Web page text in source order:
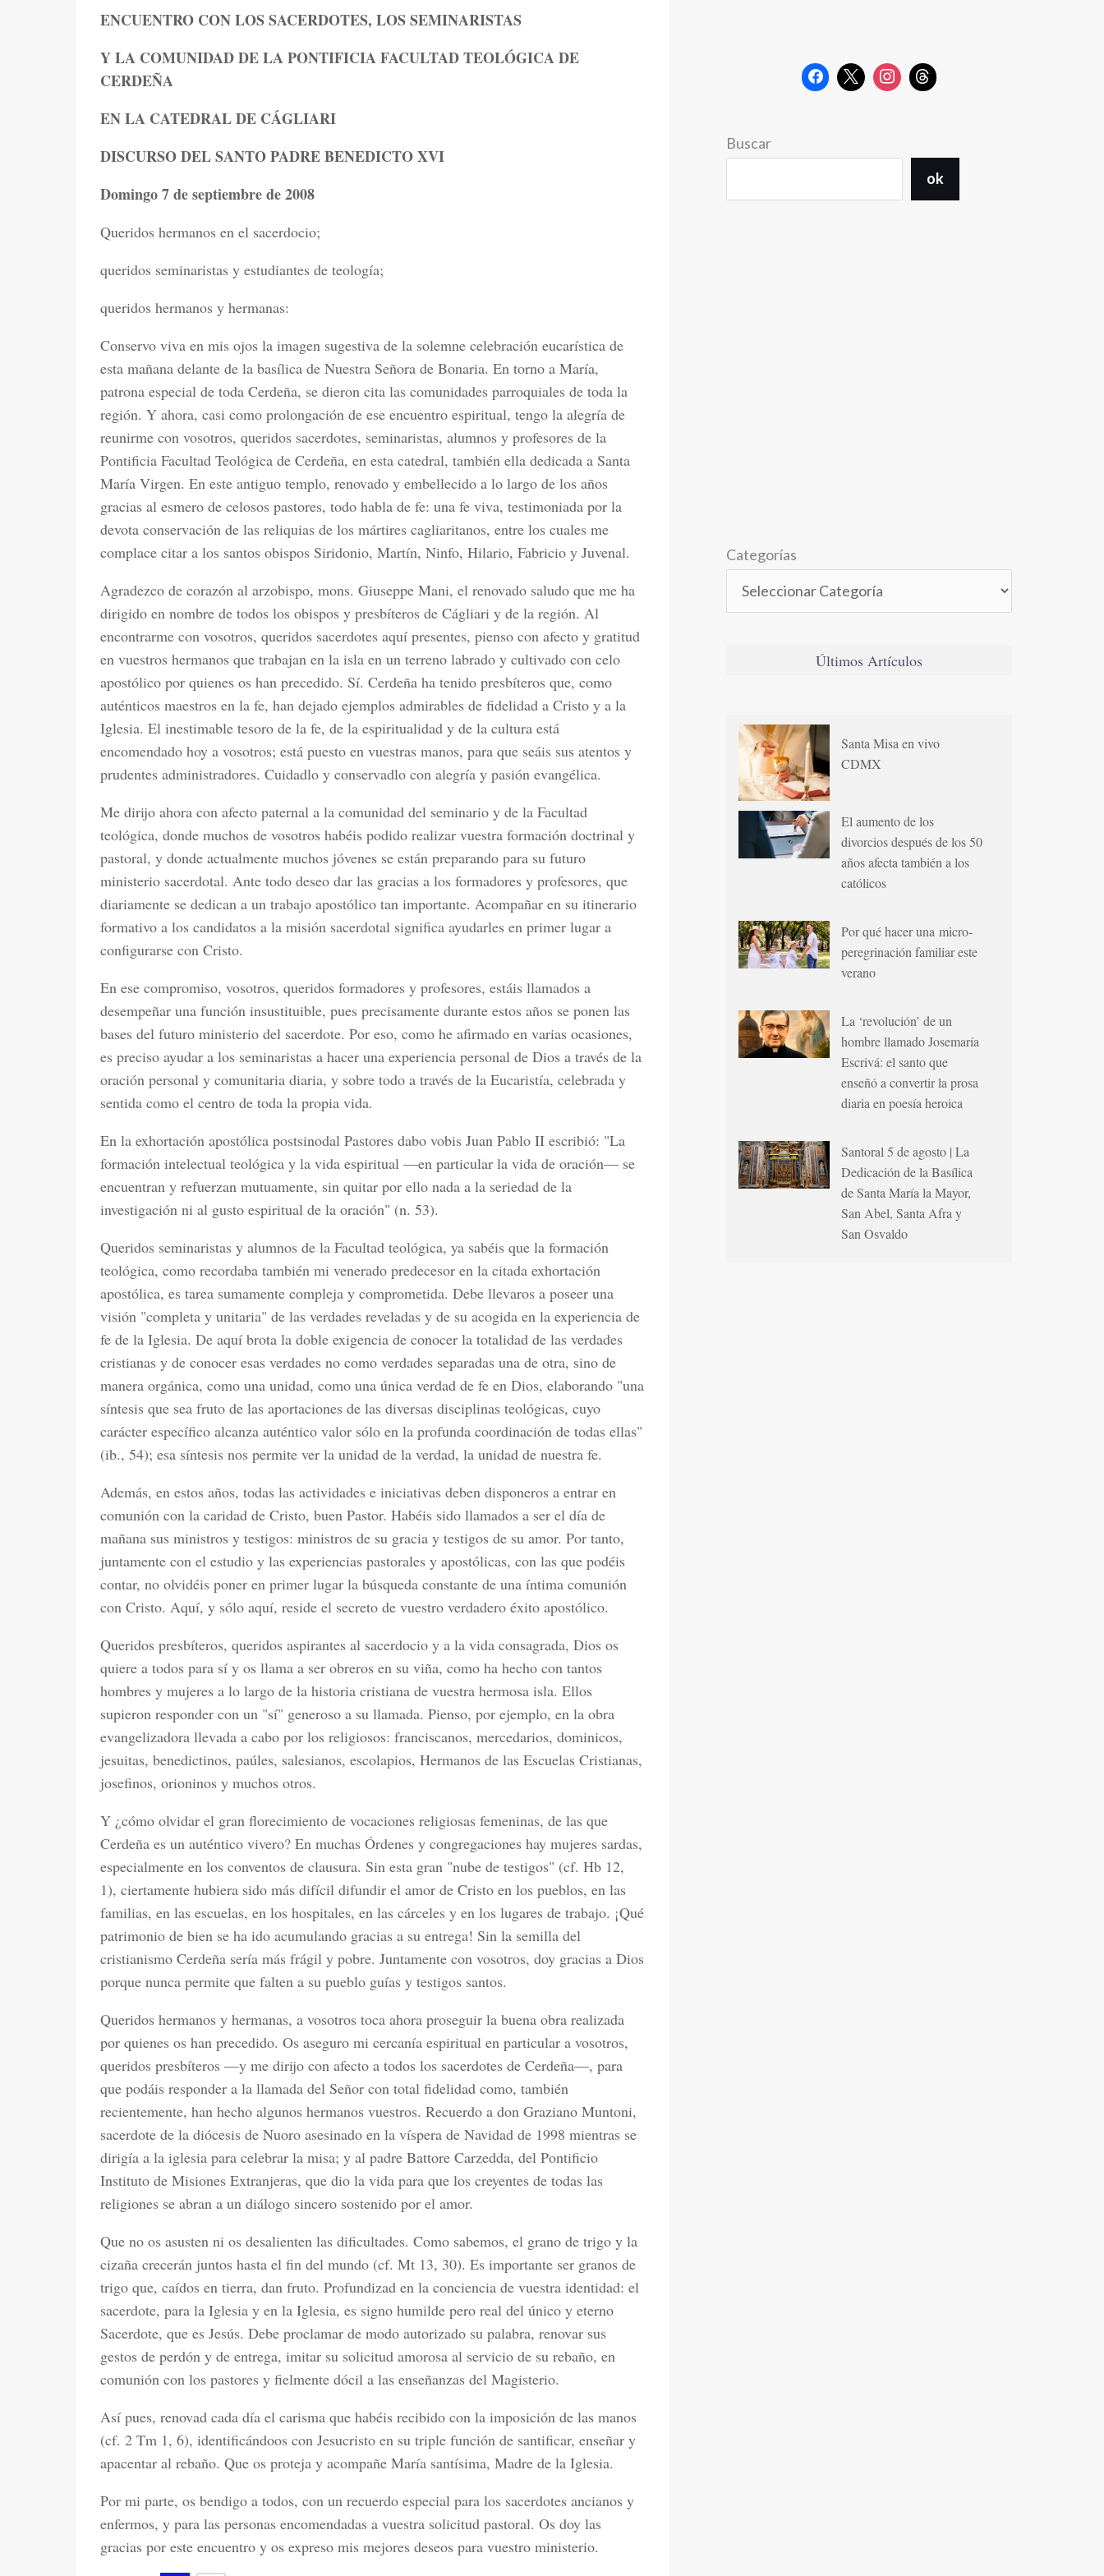
ENCUENTRO CON LOS SACERDOTES, LOS SEMINARISTAS
Y LA COMUNIDAD DE LA PONTIFICIA FACULTAD TEOLÓGICA DE
CERDEÑA
EN LA CATEDRAL DE CÁGLIARI
DISCURSO DEL SANTO PADRE BENEDICTO XVI
Domingo 7 de septiembre de 2008
Queridos hermanos en el sacerdocio;
queridos seminaristas y estudiantes de teología;
queridos hermanos y hermanas:
Conservo viva en mis ojos la imagen sugestiva de la solemne celebración eucarística de
esta mañana delante de la basílica de Nuestra Señora de Bonaria. En torno a María,
patrona especial de toda Cerdeña, se dieron cita las comunidades parroquiales de toda la
región. Y ahora, casi como prolongación de ese encuentro espiritual, tengo la alegría de
reunirme con vosotros, queridos sacerdotes, seminaristas, alumnos y profesores de la
Pontificia Facultad Teológica de Cerdeña, en esta catedral, también ella dedicada a Santa
María Virgen. En este antiguo templo, renovado y embellecido a lo largo de los años
gracias al esmero de celosos pastores, todo habla de fe: una fe viva, testimoniada por la
devota conservación de las reliquias de los mártires cagliaritanos, entre los cuales me
complace citar a los santos obispos Siridonio, Martín, Ninfo, Hilario, Fabricio y Juvenal.
Agradezco de corazón al arzobispo, mons. Giuseppe Mani, el renovado saludo que me ha
dirigido en nombre de todos los obispos y presbíteros de Cágliari y de la región. Al
encontrarme con vosotros, queridos sacerdotes aquí presentes, pienso con afecto y gratitud
en vuestros hermanos que trabajan en la isla en un terreno labrado y cultivado con celo
apostólico por quienes os han precedido. Sí. Cerdeña ha tenido presbíteros que, como
auténticos maestros en la fe, han dejado ejemplos admirables de fidelidad a Cristo y a la
Iglesia. El inestimable tesoro de la fe, de la espiritualidad y de la cultura está
encomendado hoy a vosotros; está puesto en vuestras manos, para que seáis sus atentos y
prudentes administradores. Cuidadlo y conservadlo con alegría y pasión evangélica.
Me dirijo ahora con afecto paternal a la comunidad del seminario y de la Facultad
teológica, donde muchos de vosotros habéis podido realizar vuestra formación doctrinal y
pastoral, y donde actualmente muchos jóvenes se están preparando para su futuro
ministerio sacerdotal. Ante todo deseo dar las gracias a los formadores y profesores, que
diariamente se dedican a un trabajo apostólico tan importante. Acompañar en su itinerario
formativo a los candidatos a la misión sacerdotal significa ayudarles en primer lugar a
configurarse con Cristo.
En ese compromiso, vosotros, queridos formadores y profesores, estáis llamados a
desempeñar una función insustituible, pues precisamente durante estos años se ponen las
bases del futuro ministerio del sacerdote. Por eso, como he afirmado en varias ocasiones,
es preciso ayudar a los seminaristas a hacer una experiencia personal de Dios a través de la
oración personal y comunitaria diaria, y sobre todo a través de la Eucaristía, celebrada y
sentida como el centro de toda la propia vida.
En la exhortación apostólica postsinodal Pastores dabo vobis Juan Pablo II escribió: "La
formación intelectual teológica y la vida espiritual —en particular la vida de oración— se
encuentran y refuerzan mutuamente, sin quitar por ello nada a la seriedad de la
investigación ni al gusto espiritual de la oración" (n. 53).
Queridos seminaristas y alumnos de la Facultad teológica, ya sabéis que la formación
teológica, como recordaba también mi venerado predecesor en la citada exhortación
apostólica, es tarea sumamente compleja y comprometida. Debe llevaros a poseer una
visión "completa y unitaria" de las verdades reveladas y de su acogida en la experiencia de
fe de la Iglesia. De aquí brota la doble exigencia de conocer la totalidad de las verdades
cristianas y de conocer esas verdades no como verdades separadas una de otra, sino de
manera orgánica, como una unidad, como una única verdad de fe en Dios, elaborando "una
síntesis que sea fruto de las aportaciones de las diversas disciplinas teológicas, cuyo
carácter específico alcanza auténtico valor sólo en la profunda coordinación de todas ellas"
(ib., 54); esa síntesis nos permite ver la unidad de la verdad, la unidad de nuestra fe.
Además, en estos años, todas las actividades e iniciativas deben disponeros a entrar en
comunión con la caridad de Cristo, buen Pastor. Habéis sido llamados a ser el día de
mañana sus ministros y testigos: ministros de su gracia y testigos de su amor. Por tanto,
juntamente con el estudio y las experiencias pastorales y apostólicas, con las que podéis
contar, no olvidéis poner en primer lugar la búsqueda constante de una íntima comunión
con Cristo. Aquí, y sólo aquí, reside el secreto de vuestro verdadero éxito apostólico.
Queridos presbíteros, queridos aspirantes al sacerdocio y a la vida consagrada, Dios os
quiere a todos para sí y os llama a ser obreros en su viña, como ha hecho con tantos
hombres y mujeres a lo largo de la historia cristiana de vuestra hermosa isla. Ellos
supieron responder con un "sí" generoso a su llamada. Pienso, por ejemplo, en la obra
evangelizadora llevada a cabo por los religiosos: franciscanos, mercedarios, dominicos,
jesuitas, benedictinos, paúles, salesianos, escolapios, Hermanos de las Escuelas Cristianas,
josefinos, orioninos y muchos otros.
Y ¿cómo olvidar el gran florecimiento de vocaciones religiosas femeninas, de las que
Cerdeña es un auténtico vivero? En muchas Órdenes y congregaciones hay mujeres sardas,
especialmente en los conventos de clausura. Sin esta gran "nube de testigos" (cf. Hb 12,
1), ciertamente hubiera sido más difícil difundir el amor de Cristo en los pueblos, en las
familias, en las escuelas, en los hospitales, en las cárceles y en los lugares de trabajo. ¡Qué
patrimonio de bien se ha ido acumulando gracias a su entrega! Sin la semilla del
cristianismo Cerdeña sería más frágil y pobre. Juntamente con vosotros, doy gracias a Dios
porque nunca permite que falten a su pueblo guías y testigos santos.
Queridos hermanos y hermanas, a vosotros toca ahora proseguir la buena obra realizada
por quienes os han precedido. Os aseguro mi cercanía espiritual en particular a vosotros,
queridos presbíteros —y me dirijo con afecto a todos los sacerdotes de Cerdeña—, para
que podáis responder a la llamada del Señor con total fidelidad como, también
recientemente, han hecho algunos hermanos vuestros. Recuerdo a don Graziano Muntoni,
sacerdote de la diócesis de Nuoro asesinado en la víspera de Navidad de 1998 mientras se
dirigía a la iglesia para celebrar la misa; y al padre Battore Carzedda, del Pontificio
Instituto de Misiones Extranjeras, que dio la vida para que los creyentes de todas las
religiones se abran a un diálogo sincero sostenido por el amor.
Que no os asusten ni os desalienten las dificultades. Como sabemos, el grano de trigo y la
cizaña crecerán juntos hasta el fin del mundo (cf. Mt 13, 30). Es importante ser granos de
trigo que, caídos en tierra, dan fruto. Profundizad en la conciencia de vuestra identidad: el
sacerdote, para la Iglesia y en la Iglesia, es signo humilde pero real del único y eterno
Sacerdote, que es Jesús. Debe proclamar de modo autorizado su palabra, renovar sus
gestos de perdón y de entrega, imitar su solicitud amorosa al servicio de su rebaño, en
comunión con los pastores y fielmente dócil a las enseñanzas del Magisterio.
Así pues, renovad cada día el carisma que habéis recibido con la imposición de las manos
(cf. 2 Tm 1, 6), identificándoos con Jesucristo en su triple función de santificar, enseñar y
apacentar al rebaño. Que os proteja y acompañe María santísima, Madre de la Iglesia.
Por mi parte, os bendigo a todos, con un recuerdo especial para los sacerdotes ancianos y
enfermos, y para las personas encomendadas a vuestra solicitud pastoral. Os doy las
gracias por este encuentro y os expreso mis mejores deseos para vuestro ministerio.
Buscar
ok
Categorías
Últimos Artículos
Santa Misa en vivo
CDMX
El aumento de los
divorcios después de los 50
años afecta también a los
católicos
Por qué hacer una micro-
peregrinación familiar este
verano
La ‘revolución’ de un
hombre llamado Josemaría
Escrivá: el santo que
enseñó a convertir la prosa
diaria en poesía heroica
Santoral 5 de agosto | La
Dedicación de la Basílica
de Santa María la Mayor,
San Abel, Santa Afra y
San Osvaldo